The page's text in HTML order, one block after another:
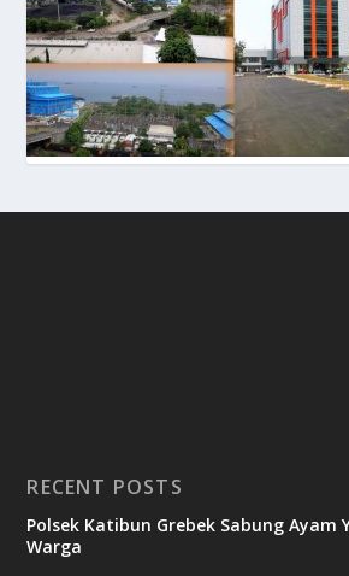
RECENT POSTS
Polsek Katibun Grebek Sabung Ayam
Warga